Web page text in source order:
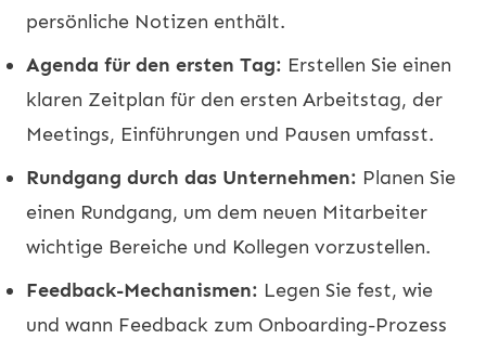
persönliche Notizen enthält.
Agenda für den ersten Tag: Erstellen Sie einen
klaren Zeitplan für den ersten Arbeitstag, der
Meetings, Einführungen und Pausen umfasst.
Rundgang durch das Unternehmen: Planen Sie
einen Rundgang, um dem neuen Mitarbeiter
wichtige Bereiche und Kollegen vorzustellen.
Feedback-Mechanismen: Legen Sie fest, wie
und wann Feedback zum Onboarding-Prozess